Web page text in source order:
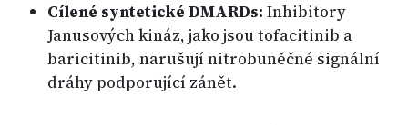
Cílené syntetické DMARDs: Inhibitory
Janusových kináz, jako jsou tofacitinib a
baricitinib, narušují nitrobuněčné signální
dráhy podporující zánět.